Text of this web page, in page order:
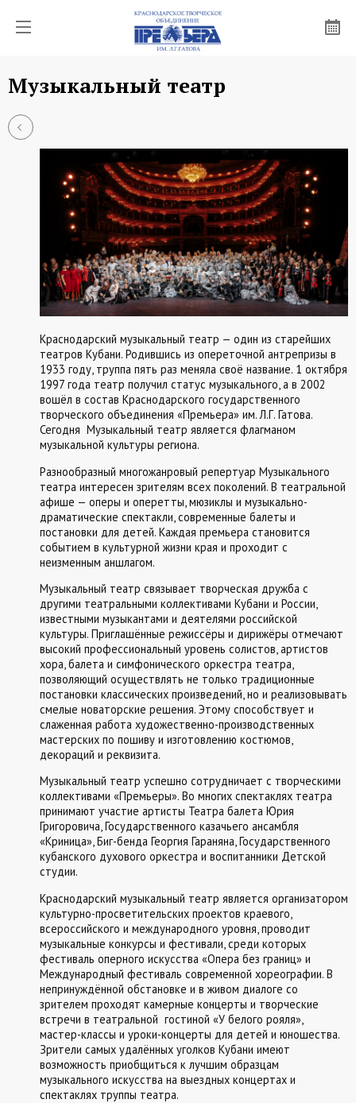
О «ПРЕМЬЕРЕ»
КОЛЛЕКТИВЫ
НОВОСТИ
КОНТАКТЫ
Музыкальный театр
Краснодарский музыкальный театр — один из старейших
театров Кубани. Родившись из опереточной антрепризы в
1933 году, труппа пять раз меняла своё название. 1 октября
1997 года театр получил статус музыкального, а в 2002
вошёл в состав Краснодарского государственного
творческого объединения «Премьера» им. Л.Г. Гатова.
Сегодня Музыкальный театр является флагманом
музыкальной культуры региона.
Разнообразный многожанровый репертуар Музыкального
театра интересен зрителям всех поколений. В театральной
афише — оперы и оперетты, мюзиклы и музыкально-
драматические спектакли, современные балеты и
постановки для детей. Каждая премьера становится
событием в культурной жизни края и проходит с
неизменным аншлагом.
Музыкальный театр связывает творческая дружба с
другими театральными коллективами Кубани и России,
известными музыкантами и деятелями российской
культуры. Приглашённые режиссёры и дирижёры отмечают
высокий профессиональный уровень солистов, артистов
хора, балета и симфонического оркестра театра,
позволяющий осуществлять не только традиционные
постановки классических произведений, но и реализовывать
смелые новаторские решения. Этому способствует и
слаженная работа художественно-производственных
мастерских по пошиву и изготовлению костюмов,
декораций и реквизита.
Музыкальный театр успешно сотрудничает с творческими
коллективами «Премьеры». Во многих спектаклях театра
принимают участие артисты Театра балета Юрия
Григоровича, Государственного казачьего ансамбля
«Криница», Биг-бенда Георгия Гараняна, Государственного
кубанского духового оркестра и воспитанники Детской
студии.
Краснодарский музыкальный театр является организатором
культурно-просветительских проектов краевого,
всероссийского и международного уровня, проводит
музыкальные конкурсы и фестивали, среди которых
фестиваль оперного искусства «Опера без границ» и
Международный фестиваль современной хореографии. В
непринуждённой обстановке и в живом диалоге со
зрителем проходят камерные концерты и творческие
встречи в театральной гостиной «У белого рояля»,
мастер-классы и уроки-концерты для детей и юношества.
Зрители самых удалённых уголков Кубани имеют
возможность приобщиться к лучшим образцам
музыкального искусства на выездных концертах и
спектаклях труппы театра.